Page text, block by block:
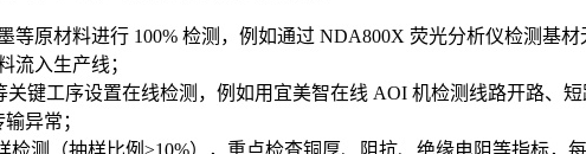
等原材料进行 100% 检测，例如通过 NDA800X 荧光分析仪检测基
流入生产线；
关键工序设置在线检测，例如用宜美智在线 AOI 机检测线路开路、
异常；
检测（抽样比例≥10%），重点检查铜厚、阻抗、绝缘电阻等指标